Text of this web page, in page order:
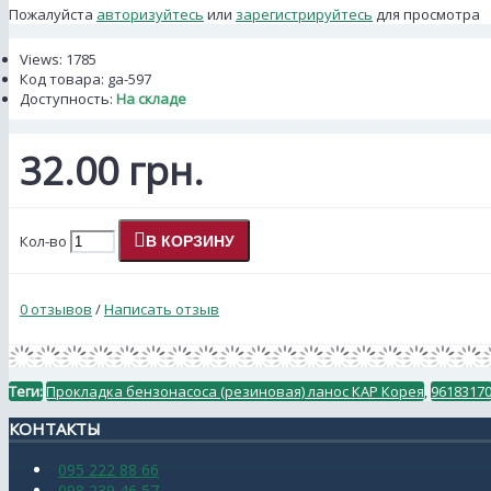
Пожалуйста авторизуйтесь или зарегистрируйтесь для просмотра
Views: 1785
Код товара: ga-597
Доступность: На складе
32.00 грн.
Кол-во В КОРЗИНУ
0 отзывов /Написать отзыв
Теги:Прокладка бензонасоса (резиновая) ланос КАР Корея, 96183170
КОНТАКТЫ
095 222 88 66